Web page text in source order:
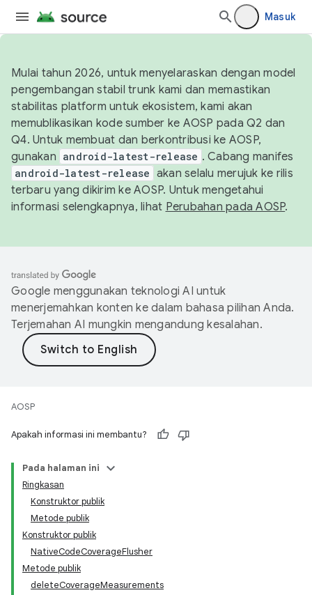
Masuk
Mulai tahun 2026, untuk menyelaraskan dengan model
pengembangan stabil trunk kami dan memastikan
stabilitas platform untuk ekosistem, kami akan
memublikasikan kode sumber ke AOSP pada Q2 dan
Q4. Untuk membuat dan berkontribusi ke AOSP,
gunakan android-latest-release . Cabang manifes
android-latest-release akan selalu merujuk ke rilis
terbaru yang dikirim ke AOSP. Untuk mengetahui
informasi selengkapnya, lihat Perubahan pada AOSP.
Google menggunakan teknologi AI untuk
menerjemahkan konten ke dalam bahasa pilihan Anda.
Terjemahan AI mungkin mengandung kesalahan.
AOSP
Apakah informasi ini membantu?
Pada halaman ini
Ringkasan
Konstruktor publik
Metode publik
Konstruktor publik
NativeCodeCoverageFlusher
Metode publik
deleteCoverageMeasurements